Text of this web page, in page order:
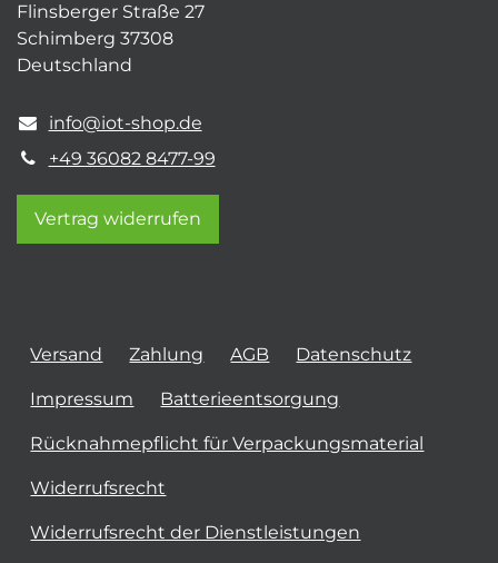
Flinsberger Straße 27
Schimberg 37308
Deutschland
info@iot-shop.de
+49 36082 8477-99
Vertrag widerrufen
Versand Zahlung AGB Datenschutz
Impressum Batterieentsorgung
Rücknahmepflicht für Verpackungsmaterial
Widerrufsrecht
Widerrufsrecht der Dienstleistungen